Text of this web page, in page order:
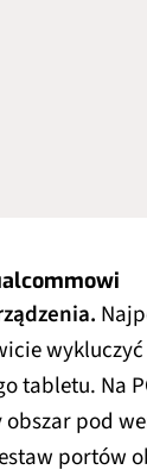
tabletu. Na
obszar pod
portów